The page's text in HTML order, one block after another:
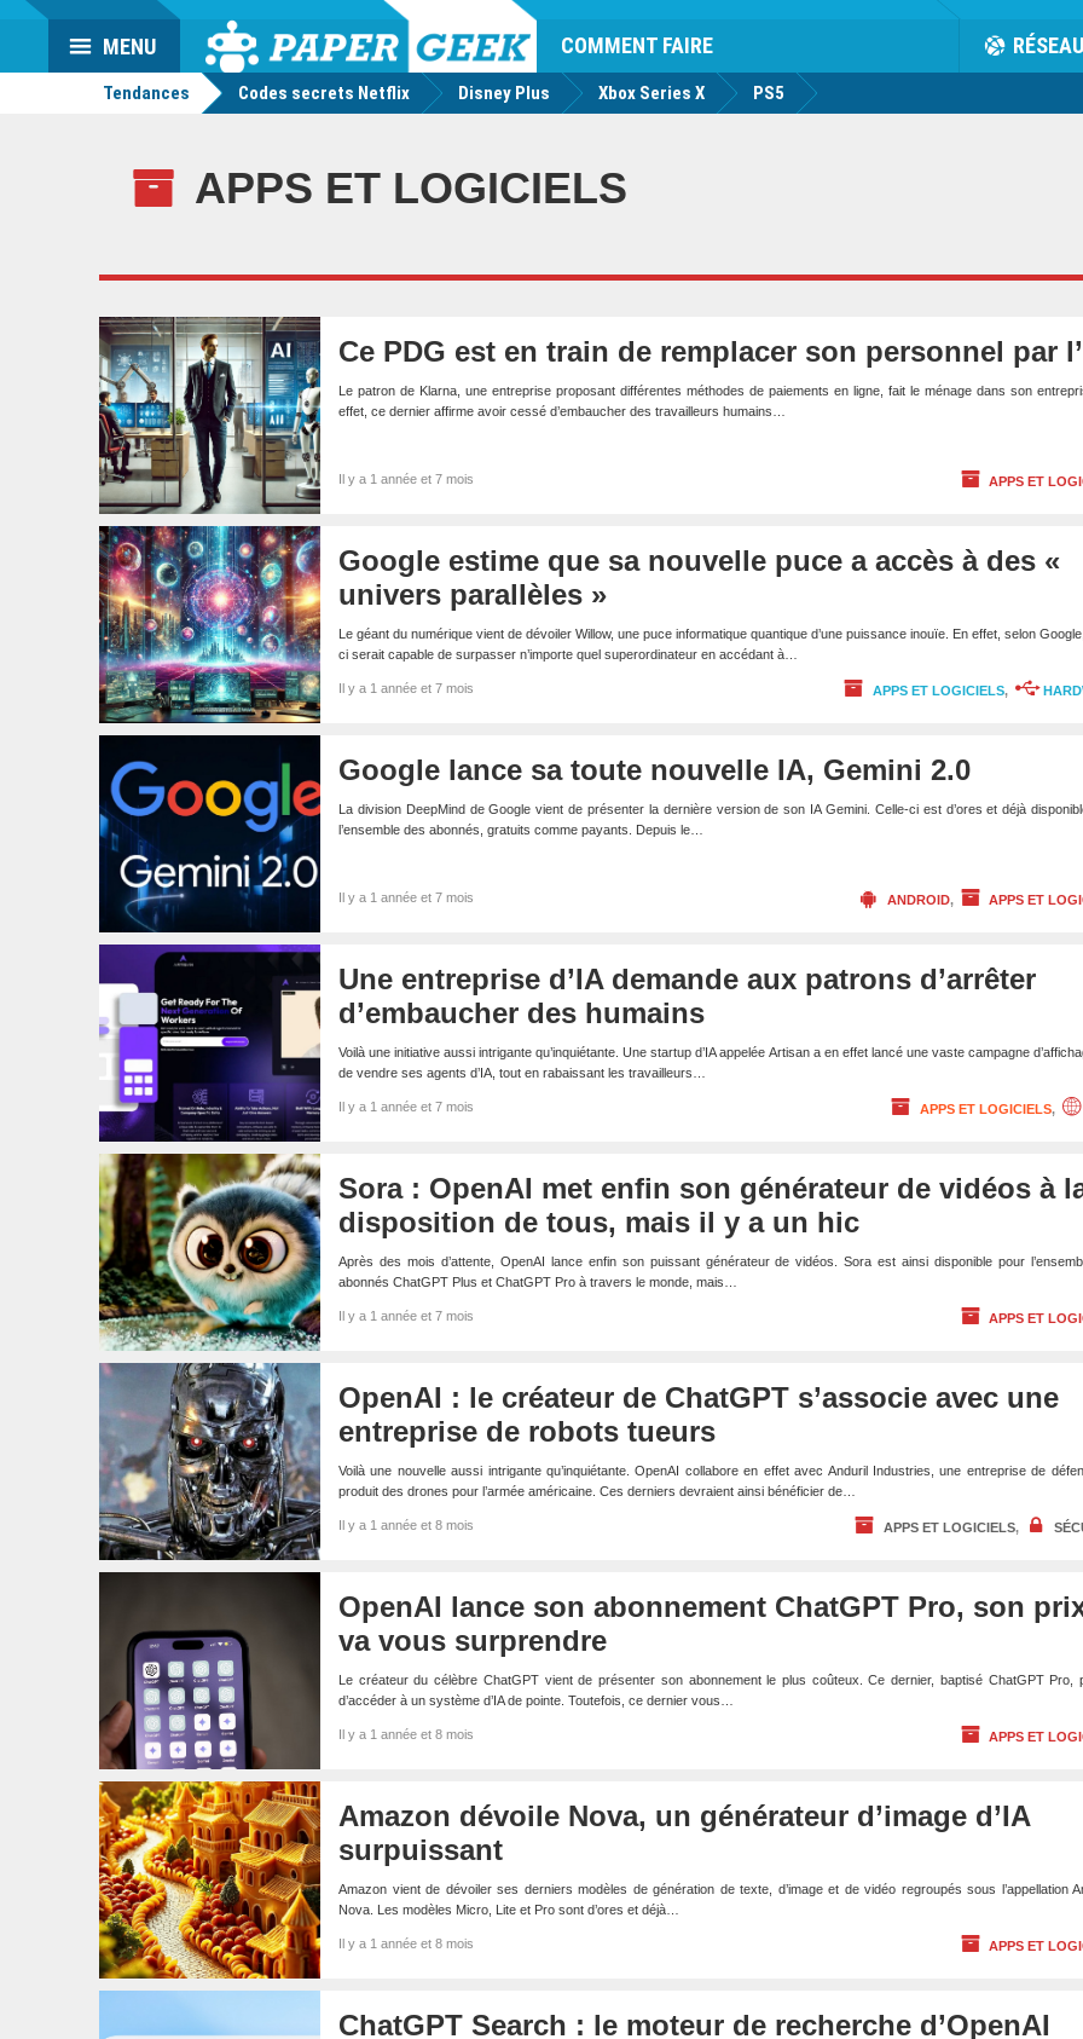
Actu
geek
COMMENT FAIRE RÉSEAU
MENU
Tendances Codes secrets Netflix Disney Plus Xbox Series X PS5
APPS ET LOGICIELS
Ce PDG est en train de remplacer son personnel par
Le patron de Klarna, une entreprise proposant différentes méthodes de paiements en ligne, fait le ménage dans son
effet, ce dernier affirme avoir cessé d’embaucher des travailleurs humains…
Il y a 1 année et 7 mois APPS ET
Google estime que sa nouvelle puce a accès à des «
univers parallèles »
Le géant du numérique vient de dévoiler Willow, une puce informatique quantique d’une puissance inouïe. En effet, selon
ci serait capable de surpasser n’importe quel superordinateur en accédant à…
Il y a 1 année et 7 mois APPS ET LOGICIELS,
Google lance sa toute nouvelle IA, Gemini 2.0
La division DeepMind de Google vient de présenter la dernière version de son IA Gemini. Celle-ci est d’ores et déjà
l’ensemble des abonnés, gratuits comme payants. Depuis le…
Il y a 1 année et 7 mois ANDROID, APPS ET
Une entreprise d’IA demande aux patrons d’arrêter
d’embaucher des humains
Voilà une initiative aussi intrigante qu’inquiétante. Une startup d’IA appelée Artisan a en effet lancé une vaste campagne
de vendre ses agents d’IA, tout en rabaissant les travailleurs…
Il y a 1 année et 7 mois APPS ET LOGICIELS,
Sora : OpenAI met enfin son générateur de vidéos à
disposition de tous, mais il y a un hic
Après des mois d’attente, OpenAI lance enfin son puissant générateur de vidéos. Sora est ainsi disponible pour
abonnés ChatGPT Plus et ChatGPT Pro à travers le monde, mais…
Il y a 1 année et 7 mois APPS ET
OpenAI : le créateur de ChatGPT s’associe avec une
entreprise de robots tueurs
Voilà une nouvelle aussi intrigante qu’inquiétante. OpenAI collabore en effet avec Anduril Industries, une entreprise de
produit des drones pour l’armée américaine. Ces derniers devraient ainsi bénéficier de…
Il y a 1 année et 8 mois APPS ET LOGICIELS,
OpenAI lance son abonnement ChatGPT Pro, son
va vous surprendre
Le créateur du célèbre ChatGPT vient de présenter son abonnement le plus coûteux. Ce dernier, baptisé ChatGPT Pro,
d’accéder à un système d’IA de pointe. Toutefois, ce dernier vous…
Il y a 1 année et 8 mois APPS ET
Amazon dévoile Nova, un générateur d’image d’IA
surpuissant
Amazon vient de dévoiler ses derniers modèles de génération de texte, d’image et de vidéo regroupés sous l’appellation
Nova. Les modèles Micro, Lite et Pro sont d’ores et déjà…
Il y a 1 année et 8 mois APPS ET
ChatGPT Search : le moteur de recherche d’OpenAI
Dark
Mode